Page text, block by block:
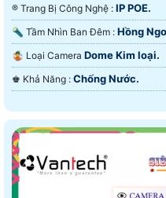
®️ Trang Bị Công Nghệ : IP POE.
🔦 Tầm Nhìn Ban Đêm : Hồng
🤹 Loại Camera Dome Kim loại.
️♚ Khả Năng : Chống Nước.